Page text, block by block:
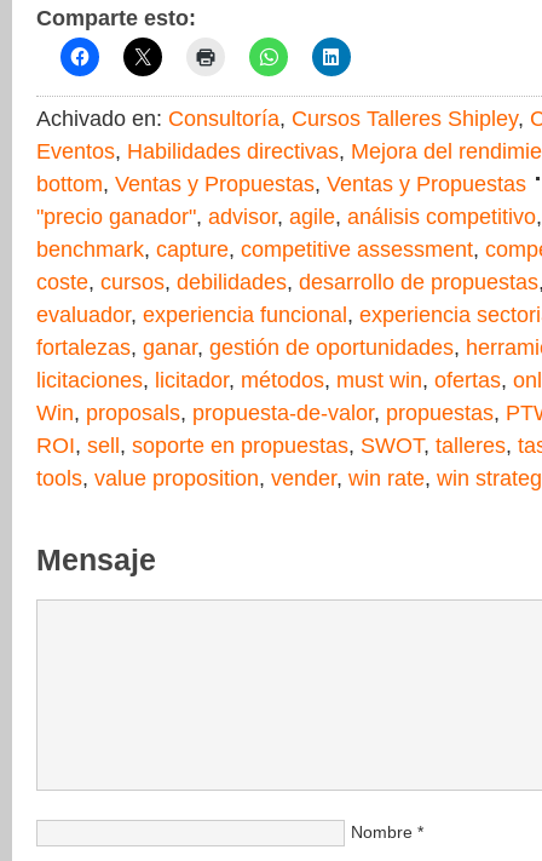
Comparte esto:
Achivado en: Consultoría, Cursos Talleres Shipley,
Eventos, Habilidades directivas, Mejora del
bottom, Ventas y Propuestas, Ventas y Propuestas
"precio ganador", advisor, agile, análisis competitivo
benchmark, capture, competitive assessment,
coste, cursos, debilidades, desarrollo de propuestas
evaluador, experiencia funcional , experiencia
fortalezas, ganar, gestión de oportunidades,
licitaciones, licitador, métodos, must win, ofertas,
Win, proposals, propuesta-de-valor, propuestas,
ROI, sell , soporte en propuestas, SWOT, talleres,
tools, value proposition, vender, win rate, win
Mensaje
Nombre *